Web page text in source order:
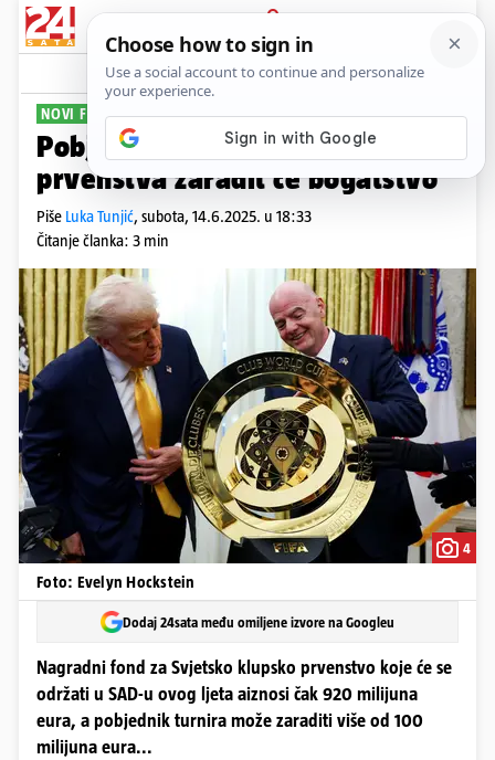
PRIJAVA
Sport Komentari
NOVI FORMAT TURNIRA
Pobjednik Svjetskog klupskog
prvenstva zaradit će bogatstvo
Piše Luka Tunjić, subota, 14.6.2025. u 18:33
Čitanje članka: 3 min
4
Foto: Evelyn Hockstein
Dodaj 24sata među omiljene izvore na Googleu
Nagradni fond za Svjetsko klupsko prvenstvo koje će se
održati u SAD-u ovog ljeta aiznosi čak 920 milijuna
eura, a pobjednik turnira može zaraditi više od 100
milijuna eura...